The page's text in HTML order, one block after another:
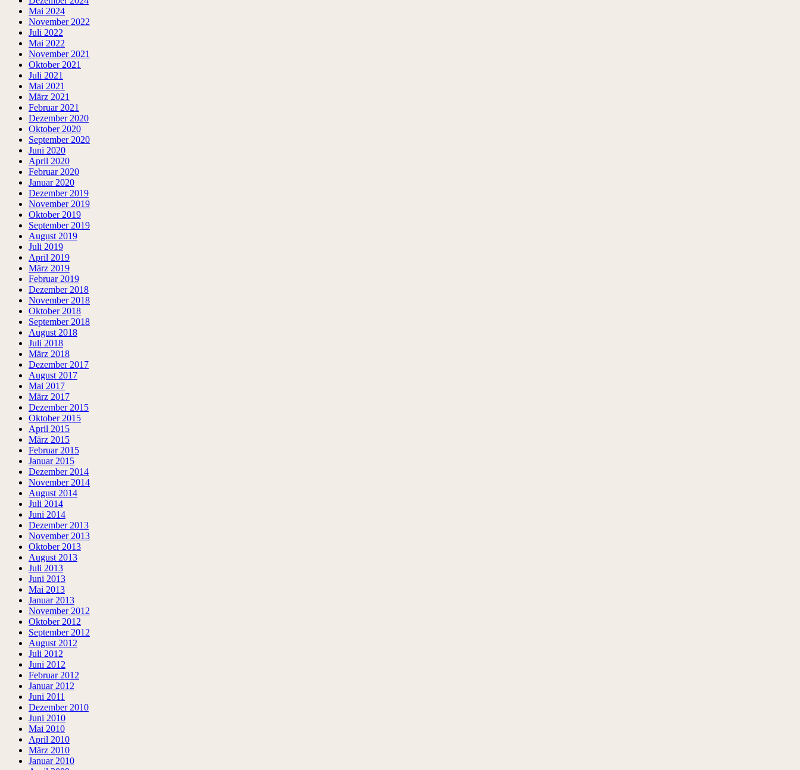
Mai 2024
November 2022
Juli 2022
Mai 2022
November 2021
Oktober 2021
Juli 2021
Mai 2021
März 2021
Februar 2021
Dezember 2020
Oktober 2020
September 2020
Juni 2020
April 2020
Februar 2020
Januar 2020
Dezember 2019
November 2019
Oktober 2019
September 2019
August 2019
Juli 2019
April 2019
März 2019
Februar 2019
Dezember 2018
November 2018
Oktober 2018
September 2018
August 2018
Juli 2018
März 2018
Dezember 2017
August 2017
Mai 2017
März 2017
Dezember 2015
Oktober 2015
April 2015
März 2015
Februar 2015
Januar 2015
Dezember 2014
November 2014
August 2014
Juli 2014
Juni 2014
Dezember 2013
November 2013
Oktober 2013
August 2013
Juli 2013
Juni 2013
Mai 2013
Januar 2013
November 2012
Oktober 2012
September 2012
August 2012
Juli 2012
Juni 2012
Februar 2012
Januar 2012
Juni 2011
Dezember 2010
Juni 2010
Mai 2010
April 2010
März 2010
Januar 2010